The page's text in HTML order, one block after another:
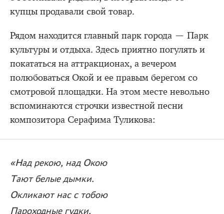
купцы продавали свой товар.
Рядом находится главный парк города — Парк
культуры и отдыха. Здесь приятно погулять и
покататься на аттракционах, а вечером
полюбоваться Окой и ее правым берегом со
смотровой площадки. На этом месте невольно
вспоминаются строчки известной песни
композитора Серафима Туликова:
«Над рекою, над Окою
Тают белые дымки.
Окликают нас с тобою
Пароходные гудки.